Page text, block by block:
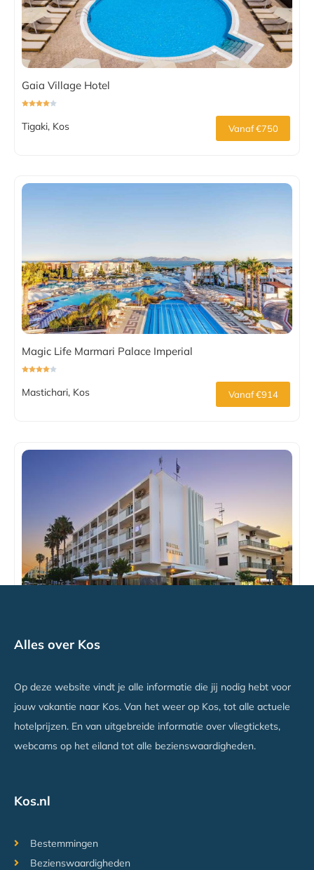
Gaia Village Hotel
Tigaki, Kos Vanaf €750
Magic Life Marmari Palace Imperial
Mastichari, Kos Vanaf €914
Alles over Kos
Op deze website vindt je alle informatie die jij nodig hebt voor
jouw vakantie naar Kos. Van het weer op Kos, tot alle actuele
hotelprijzen. En van uitgebreide informatie over vliegtickets,
webcams op het eiland tot alle bezienswaardigheden.
Kos.nl
Bestemmingen
Bezienswaardigheden